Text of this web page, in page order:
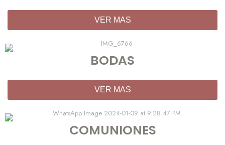
VER MAS
BODAS
VER MAS
COMUNIONES